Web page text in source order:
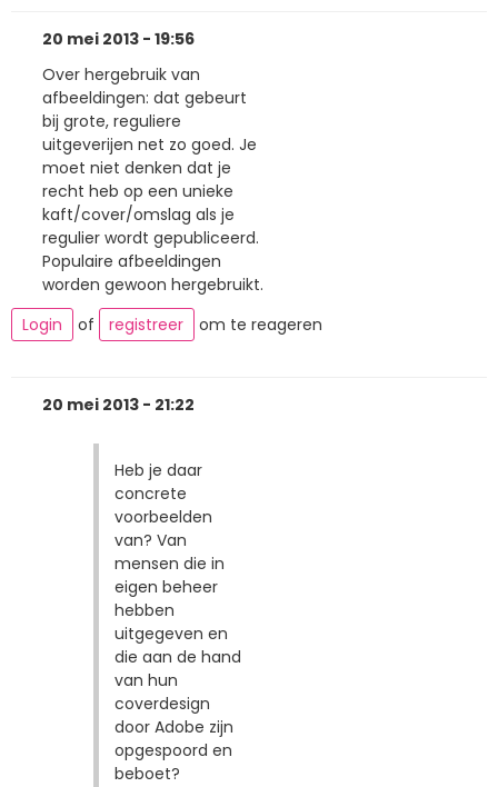
20 mei 2013 - 19:56
Over hergebruik van
afbeeldingen: dat gebeurt
bij grote, reguliere
uitgeverijen net zo goed. Je
moet niet denken dat je
recht heb op een unieke
kaft/cover/omslag als je
regulier wordt gepubliceerd.
Populaire afbeeldingen
worden gewoon hergebruikt.
Login
of registreer om te reageren
20 mei 2013 - 21:22
Heb je daar
concrete
voorbeelden
van? Van
mensen die in
eigen beheer
hebben
uitgegeven en
die aan de hand
van hun
coverdesign
door Adobe zijn
opgespoord en
beboet?